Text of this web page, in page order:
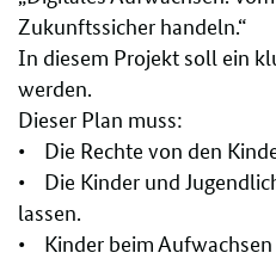
Zukunftssicher handeln.“
In diesem Projekt soll ein
werden.
Dieser Plan muss:
• Die Rechte von den
• Die Kinder und
lassen.
• Kinder beim